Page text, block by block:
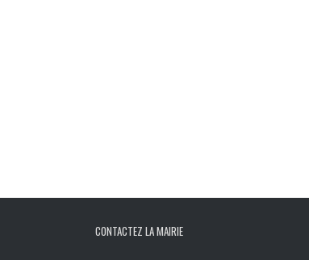
CONTACTEZ LA MAIRIE